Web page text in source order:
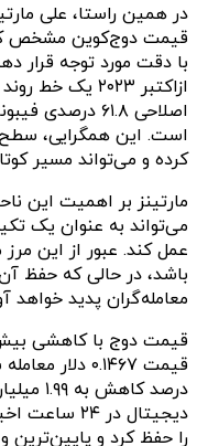
در همین راستا، علی
قیمت دوج‌کوین مشخص
با دقت مورد توجه قرار
ازاکتبر ۲۰۲۳
کرده و می‌تواند مسیر
مارتینز بر اهمیت این
می‌تواند به عنوان یک
عمل کند. عبور از این
باشد، در حالی که حفظ
معامله‌گران پدید خواهد
درصد
را حفظ کرد و